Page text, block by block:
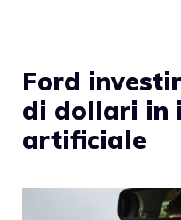
Ford
di dollari in
artificiale